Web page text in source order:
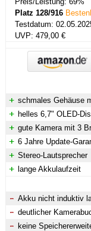
Platz 128/916
Testdatum:
UVP: 479,00 €
schmales Gehäuse
helles 6,7" OLED-
gute Kamera mit 3
6 Jahre Update-
Stereo-Lautsprecher
lange Akkulaufzeit
Akku nicht induktiv
deutlicher
keine